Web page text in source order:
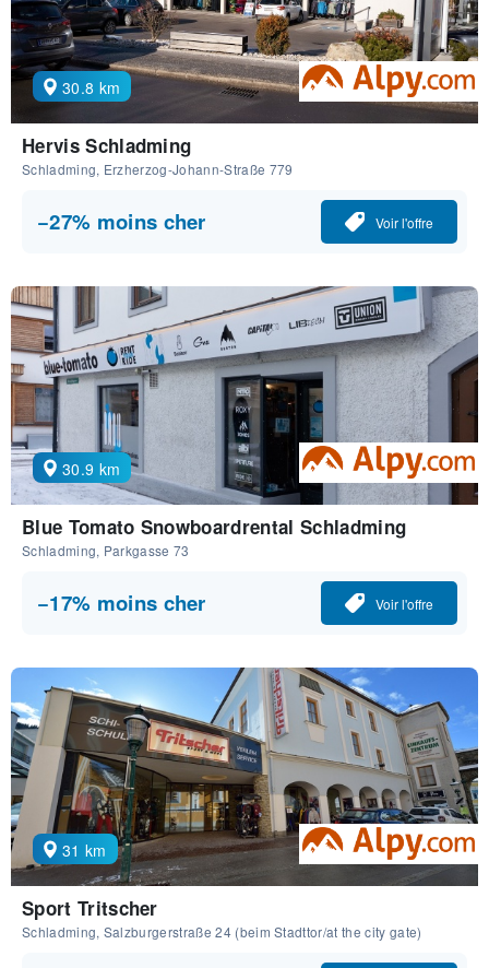
30.8 km
Hervis Schladming
Schladming, Erzherzog-Johann-Straße 779
−27% moins cher Voir l'offre
30.9 km
Blue Tomato Snowboardrental Schladming
Schladming, Parkgasse 73
−17% moins cher Voir l'offre
31 km
Sport Tritscher
Schladming, Salzburgerstraße 24 (beim Stadttor/at the city gate)